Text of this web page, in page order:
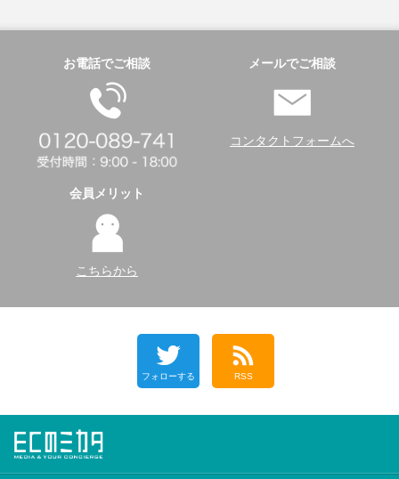
お電話でご相談 メールでご相談
コンタクトフォームへ
会員メリット
こちらから
フォローする RSS